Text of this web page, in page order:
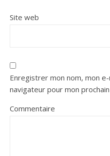
Site web
Enregistrer mon nom, mon
navigateur pour mon
Commentaire